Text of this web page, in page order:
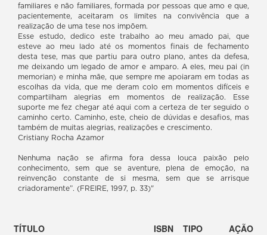
familiares e não familiares, formada por pessoas que amo e que,
pacientemente, aceitaram os limites na convivência que a
realização de uma tese nos impõem.
Esse estudo, dedico este trabalho ao meu amado pai, que
esteve ao meu lado até os momentos finais de fechamento
desta tese, mas que partiu para outro plano, antes da defesa,
me deixando um legado de amor e amparo. A eles, meu pai (in
memorian) e minha mãe, que sempre me apoiaram em todas as
escolhas da vida, que me deram colo em momentos difíceis e
compartilham alegrias em momentos de realização. Esse
suporte me fez chegar até aqui com a certeza de ter seguido o
caminho certo. Caminho, este, cheio de dúvidas e desafios, mas
também de muitas alegrias, realizações e crescimento.
Cristiany Rocha Azamor
Nenhuma nação se afirma fora dessa louca paixão pelo
conhecimento, sem que se aventure, plena de emoção, na
reinvenção constante de si mesma, sem que se arrisque
criadoramente”. (FREIRE, 1997, p. 33)"
TÍTULO ISBN TIPO
AÇÃO